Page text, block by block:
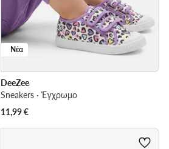
Νέα
DeeZee
Sneakers · Έγχρωμο
11,99€